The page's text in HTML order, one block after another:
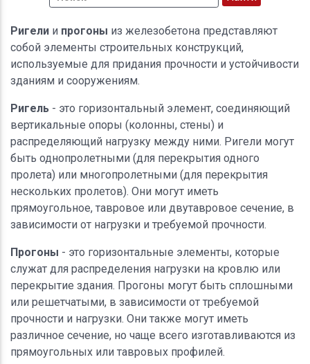
Ригели и прогоны из железобетона представляют
собой элементы строительных конструкций,
используемые для придания прочности и устойчивости
зданиям и сооружениям.
Ригель - это горизонтальный элемент, соединяющий
вертикальные опоры (колонны, стены) и
распределяющий нагрузку между ними. Ригели могут
быть однопролетными (для перекрытия одного
пролета) или многопролетными (для перекрытия
нескольких пролетов). Они могут иметь
прямоугольное, тавровое или двутавровое сечение, в
зависимости от нагрузки и требуемой прочности.
Прогоны - это горизонтальные элементы, которые
служат для распределения нагрузки на кровлю или
перекрытие здания. Прогоны могут быть сплошными
или решетчатыми, в зависимости от требуемой
прочности и нагрузки. Они также могут иметь
различное сечение, но чаще всего изготавливаются из
прямоугольных или тавровых профилей.